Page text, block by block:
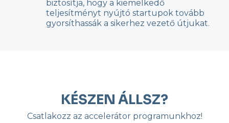
biztosítja, hogy a kiemelkedő
teljesítményt nyújtó startupok tovább
gyorsíthassák a sikerhez vezető útjukat.
KÉSZEN ÁLLSZ?
Csatlakozz az accelerátor programunkhoz!